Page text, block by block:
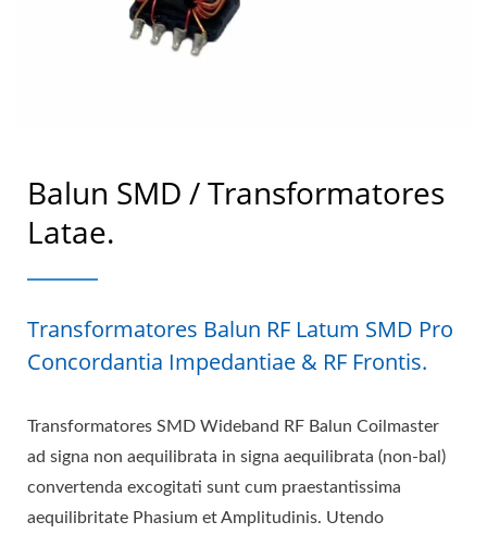
Balun SMD / Transformatores
Latae.
Transformatores Balun RF Latum SMD Pro
Concordantia Impedantiae & RF Frontis.
Transformatores SMD Wideband RF Balun Coilmaster
ad signa non aequilibrata in signa aequilibrata (non-bal)
convertenda excogitati sunt cum praestantissima
aequilibritate Phasium et Amplitudinis. Utendo